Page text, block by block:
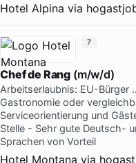
Hotel Alpina via
Chef de Rang (m/w/d)
Arbeitserlaubnis: EU-Bürger
Gastronomie oder
Serviceorientierung und
Stelle - Sehr gute Deutsch-
Sprachen von Vorteil
Hotel Montana via
7